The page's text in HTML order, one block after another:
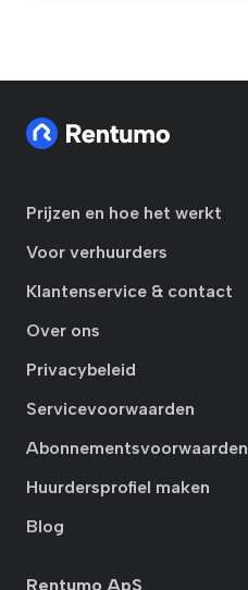
Prijzen en hoe het werkt
Voor verhuurders
Klantenservice & contact
Over ons
Privacybeleid
Servicevoorwaarden
Abonnementsvoorwaarden
Huurdersprofiel maken
Blog
Rentumo ApS